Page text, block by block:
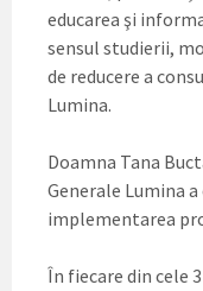
educarea şi
sensul studierii,
de reducere a
Lumina.
Doamna Tana
Generale Lumina
implementarea
În fiecare din cele